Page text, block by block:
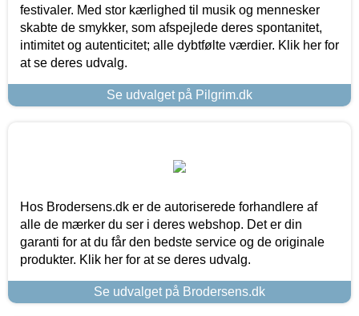
festivaler. Med stor kærlighed til musik og mennesker
skabte de smykker, som afspejlede deres spontanitet,
intimitet og autenticitet; alle dybtfølte værdier. Klik her for
at se deres udvalg.
Se udvalget på Pilgrim.dk
Hos Brodersens.dk er de autoriserede forhandlere af
alle de mærker du ser i deres webshop. Det er din
garanti for at du får den bedste service og de originale
produkter. Klik her for at se deres udvalg.
Se udvalget på Brodersens.dk